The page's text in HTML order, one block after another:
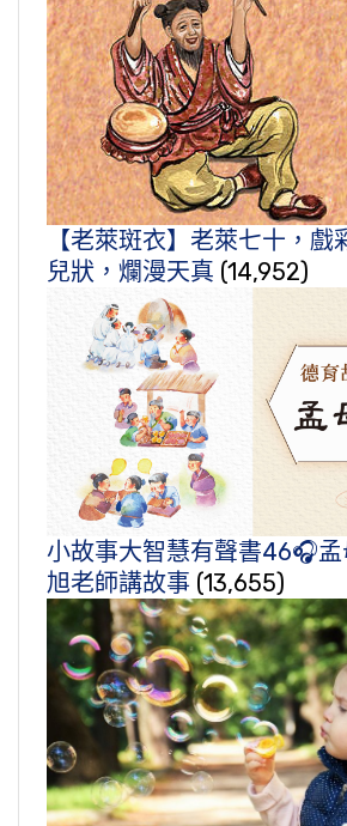
【老萊斑衣】老萊七十，戲
兒狀，爛漫天真 (14,952)
小故事大智慧有聲書46🎧
旭老師講故事 (13,655)